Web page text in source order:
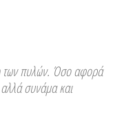
των πυλών. Όσο αφορά
συνάμα και